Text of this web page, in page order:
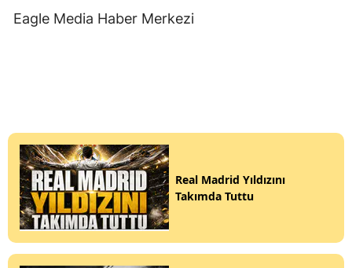
Eagle Media Haber Merkezi
Real Madrid Yıldızını
Takımda Tuttu